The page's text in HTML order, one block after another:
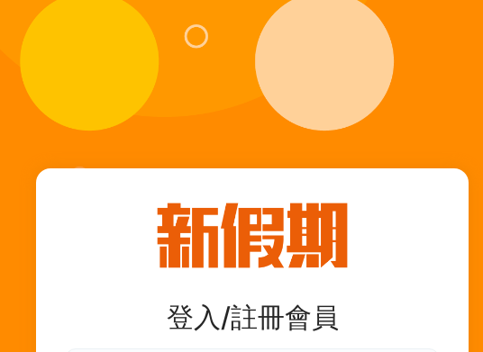
登入/註冊會員